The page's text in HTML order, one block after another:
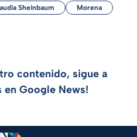
Sheinbaum
Morena
contenido, sigue a
Google News!